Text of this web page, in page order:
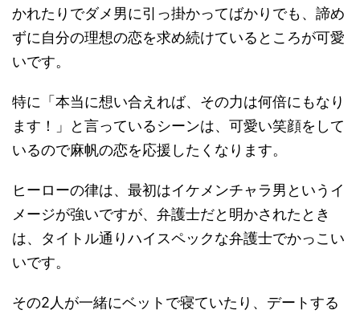
かれたりでダメ男に引っ掛かってばかりでも、諦め
ずに自分の理想の恋を求め続けているところが可愛
いです。
特に「本当に想い合えれば、その力は何倍にもなり
ます！」と言っているシーンは、可愛い笑顔をして
いるので麻帆の恋を応援したくなります。
ヒーローの律は、最初はイケメンチャラ男というイ
メージが強いですが、弁護士だと明かされたとき
は、タイトル通りハイスペックな弁護士でかっこい
いです。
その2人が一緒にベットで寝ていたり、デートする